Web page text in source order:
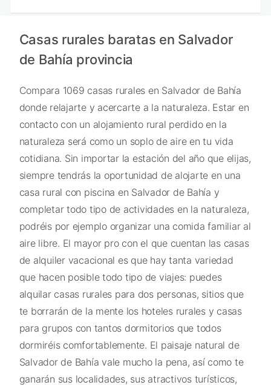
Casas rurales baratas en Salvador
de Bahía provincia
Compara 1069 casas rurales en Salvador de Bahía
donde relajarte y acercarte a la naturaleza. Estar en
contacto con un alojamiento rural perdido en la
naturaleza será como un soplo de aire en tu vida
cotidiana. Sin importar la estación del año que elijas,
siempre tendrás la oportunidad de alojarte en una
casa rural con piscina en Salvador de Bahía y
completar todo tipo de actividades en la naturaleza,
podréis por ejemplo organizar una comida familiar al
aire libre. El mayor pro con el que cuentan las casas
de alquiler vacacional es que hay tanta variedad
que hacen posible todo tipo de viajes: puedes
alquilar casas rurales para dos personas, sitios que
te borrarán de la mente los hoteles rurales y casas
para grupos con tantos dormitorios que todos
dormiréis comfortablemente. El paisaje natural de
Salvador de Bahía vale mucho la pena, así como te
ganarán sus localidades, sus atractivos turísticos,